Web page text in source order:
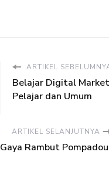
ARTIKEL
Belajar Digital
Pelajar dan Umum
ARTIKEL SELANJUTNYA
Gaya Rambut